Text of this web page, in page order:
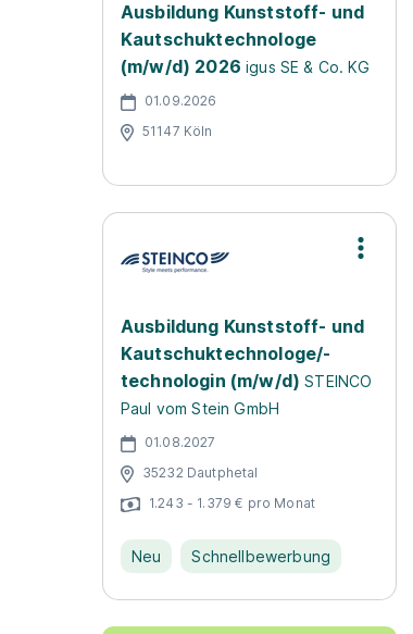
Ausbildung Kunststoff- und
Kautschuktechnologe
(m/w/d) 2026 igus SE & Co. KG
01.09.2026
51147 Köln
Ausbildung Kunststoff- und
Kautschuktechnologe/-
technologin (m/w/d) STEINCO
Paul vom Stein GmbH
01.08.2027
35232 Dautphetal
1.243 - 1.379 € pro Monat
Neu Schnellbewerbung